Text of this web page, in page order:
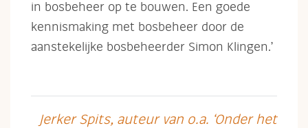
in bosbeheer op te bouwen. Een goede
kennismaking met bosbeheer door de
aanstekelijke bosbeheerder Simon Klingen.’
Jerker Spits, auteur van o.a. ‘Onder het